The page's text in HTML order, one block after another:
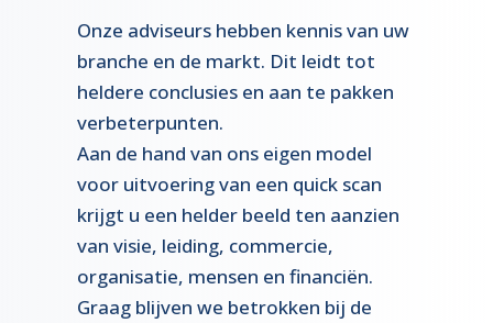
Onze adviseurs hebben kennis van uw
branche en de markt. Dit leidt tot
heldere conclusies en aan te pakken
verbeterpunten.
Aan de hand van ons eigen model
voor uitvoering van een quick scan
krijgt u een helder beeld ten aanzien
van visie, leiding, commercie,
organisatie, mensen en financiën.
Graag blijven we betrokken bij de